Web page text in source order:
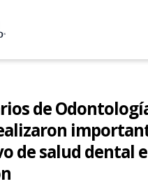
de
de salud dental